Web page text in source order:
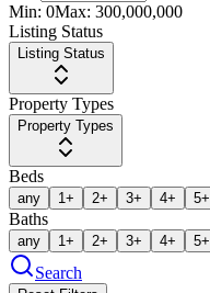
Min: 0Max: 300,000,000
Listing Status
Listing Status
Property Types
Property Types
Beds
any 1+ 2+ 3+ 4+ 5+
Baths
any 1+ 2+ 3+ 4+ 5+
Search